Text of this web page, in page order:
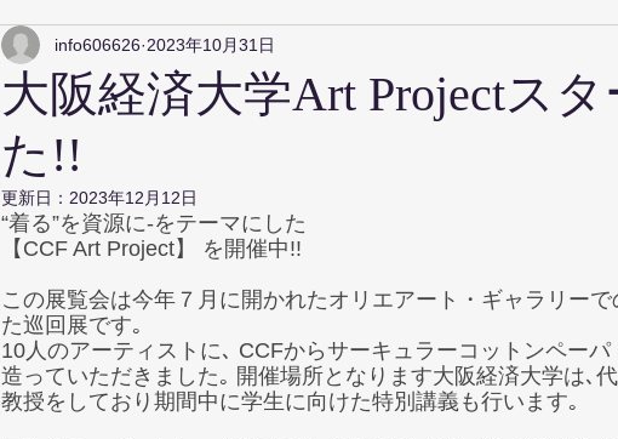
大阪経済大学Art Projectス
た!!
info606626 2023年10月31日
更新日： 2023年12月12日
“着る”を資源に-をテーマにした
【CCF Art Project】 を開催中!!
この展覧会は今年７月に開かれたオリエアート・ギャラリー
た巡回展です｡
10人のアーティストに､ CCFからサーキュラーコットンペー
造っていただきました｡ 開催場所となります大阪経済大学は､
教授をしており期間中に学生に向けた特別講義も行います｡